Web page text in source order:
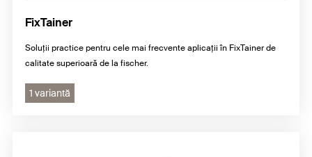
FixTainer
Soluții practice pentru cele mai frecvente aplicații în FixTainer de
calitate superioară de la fischer.
1 variantă